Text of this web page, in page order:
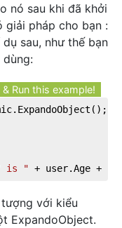
nó sau khi đã khởi
giải pháp cho bạn :
sau, như thế bạn
Run this example!
is " + user.Age +
với kiểu
ExpandoObject.